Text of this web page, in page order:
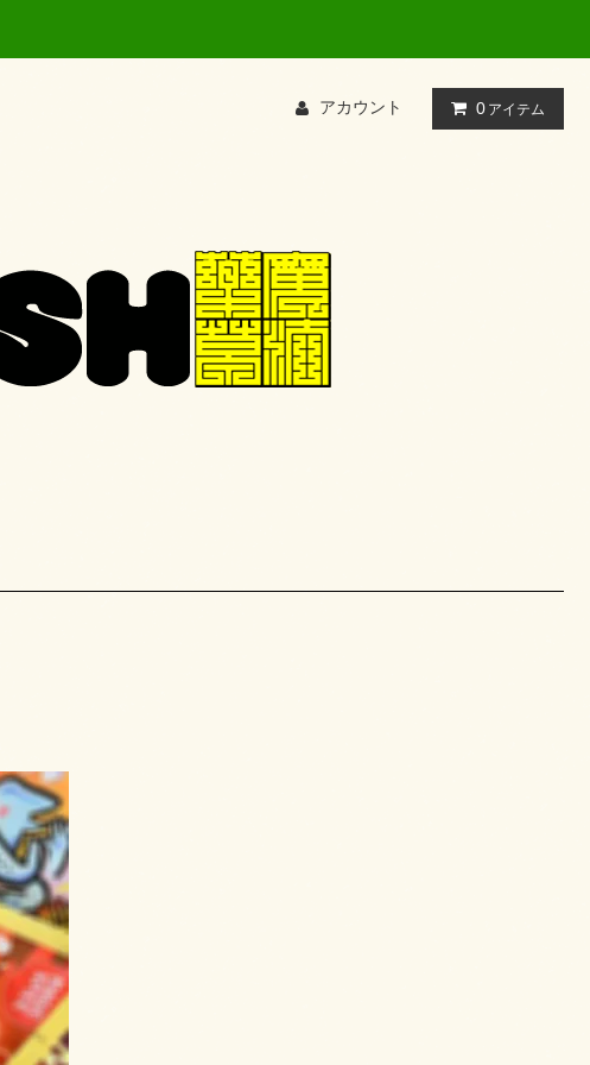
アカウント 0 アイテム